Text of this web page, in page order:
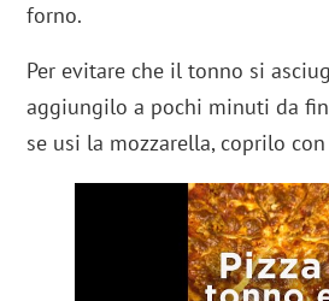
forno.
Per evitare che il tonno si
aggiungilo a pochi minuti da
se usi la mozzarella, coprilo